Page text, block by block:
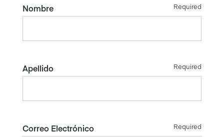
Nombre Required
Apellido Required
Correo Electrónico Required